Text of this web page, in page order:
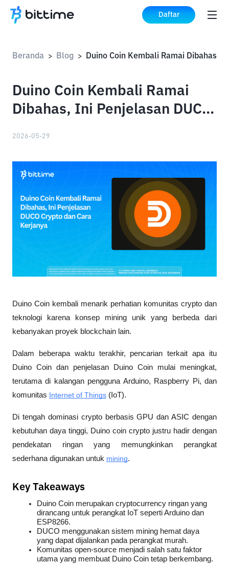
Daftar
Beranda > Blog >
Duino Coin Kembali Ramai
Dibahas, Ini Penjelasan DUCO
2026-05-29
Duino Coin kembali menarik perhatian komunitas crypto dan
teknologi karena konsep mining unik yang berbeda dari
kebanyakan proyek blockchain lain.
Dalam beberapa waktu terakhir, pencarian terkait apa itu
Duino Coin dan penjelasan Duino Coin mulai meningkat,
terutama di kalangan pengguna Arduino, Raspberry Pi, dan
komunitas Internet of Things (IoT).
Di tengah dominasi crypto berbasis GPU dan ASIC dengan
kebutuhan daya tinggi, Duino coin crypto justru hadir dengan
pendekatan ringan yang memungkinkan perangkat
sederhana digunakan untuk mining.
Key Takeaways
Duino Coin merupakan cryptocurrency ringan yang
dirancang untuk perangkat IoT seperti Arduino dan
ESP8266.
DUCO menggunakan sistem mining hemat daya
yang dapat dijalankan pada perangkat murah.
Komunitas open-source menjadi salah satu faktor
utama yang membuat Duino Coin tetap berkembang.